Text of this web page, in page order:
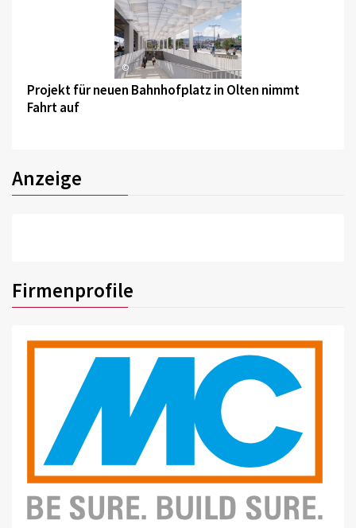
©
Projekt für neuen Bahnhofplatz in Olten nimmt
Fahrt auf
Anzeige
Firmenprofile